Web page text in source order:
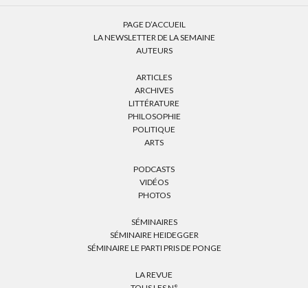
PAGE D’ACCUEIL
LA NEWSLETTER DE LA SEMAINE
AUTEURS
ARTICLES
ARCHIVES
LITTÉRATURE
PHILOSOPHIE
POLITIQUE
ARTS
PODCASTS
VIDÉOS
PHOTOS
SÉMINAIRES
SÉMINAIRE HEIDEGGER
SÉMINAIRE LE PARTI PRIS DE PONGE
LA REVUE